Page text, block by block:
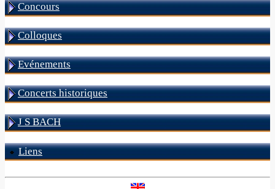
Concours
Colloques
Evénements
Concerts historiques
J S BACH
Liens